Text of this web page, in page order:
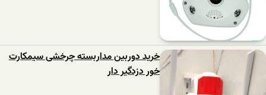
خرید دوربین مداربسته چرخشی سیمکارت
خور دزدگیر دار